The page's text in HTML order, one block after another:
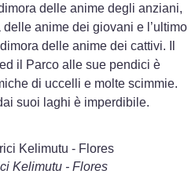
delle anime degli anziani,
anime dei giovani e l’ultimo
delle anime dei cattivi. Il
il Parco alle sue pendici è
di uccelli e molte scimmie.
suoi laghi è imperdibile.
Kelimutu - Flores